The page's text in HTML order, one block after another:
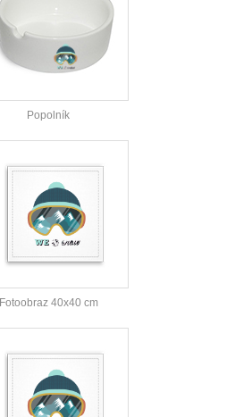
Popolník
Fotoobraz 40x40 cm